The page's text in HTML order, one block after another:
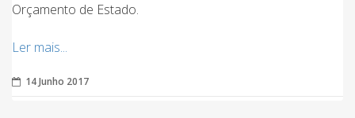
Orçamento de Estado.
Ler mais...
14 Junho 2017